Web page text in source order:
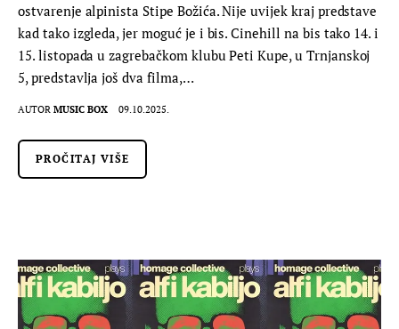
ostvarenje alpinista Stipe Božića. Nije uvijek kraj predstave
kad tako izgleda, jer moguć je i bis. Cinehill na bis tako 14. i
15. listopada u zagrebačkom klubu Peti Kupe, u Trnjanskoj
5, predstavlja još dva filma,…
AUTOR MUSIC BOX 09.10.2025.
PROČITAJ VIŠE